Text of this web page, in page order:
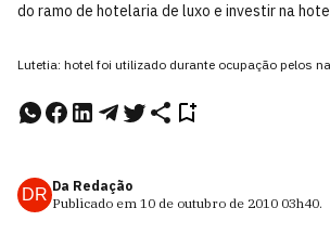
do ramo de hotelaria de luxo e investir na
Lutetia: hotel foi utilizado durante ocupação pelos
DR Da Redação
Publicado em 10 de outubro de 2010 03h40.